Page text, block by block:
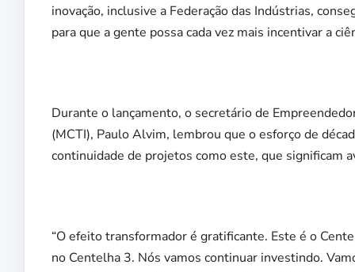
inovação, inclusive a Federação das Indústrias,
para que a gente possa cada vez mais incentivar a
Durante o lançamento, o secretário de
(MCTI), Paulo Alvim, lembrou que o esforço de
continuidade de projetos como este, que significam
“O efeito transformador é gratificante. Este é o
no Centelha 3. Nós vamos continuar investindo.